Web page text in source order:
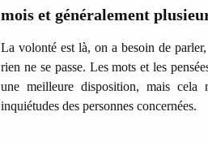
mois et généralement
La volonté est là, on a besoin de
rien ne se passe. Les mots et les
une meilleure disposition, mais cela
inquiétudes des personnes concernées.